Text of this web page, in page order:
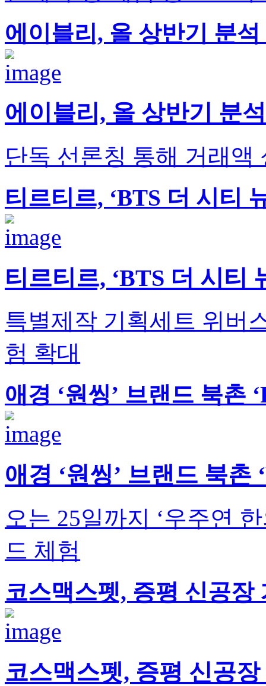
에이블리, 올 상반기 분
에이블리, 올 상반기 분
단독 선론칭 통해 거래액
티르티르, ‘BTS 더 시티
티르티르, ‘BTS 더 시티
특별제작 기획세트 위버
험 확대
애경 ‘원씽’ 브랜드 북촌
애경 ‘원씽’ 브랜드 북촌
오는 25일까지 ‘우주연
드 체험
코스맥스펫, 증평 신공
코스맥스펫, 증평 신공